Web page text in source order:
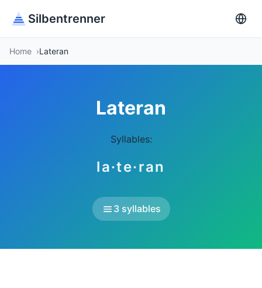
Silbentrenner
Home Lateran
Lateran
Syllables:
la·te·ran
3 syllables